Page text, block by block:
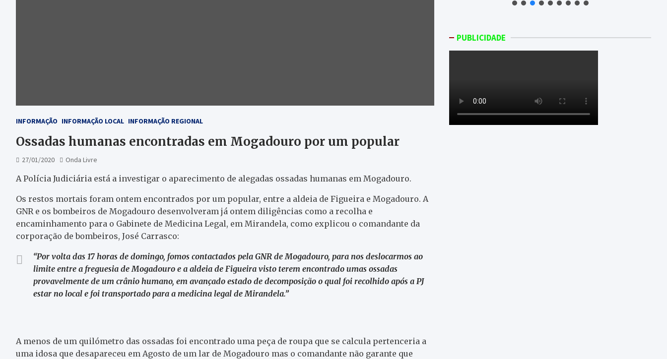
INFORMAÇÃO INFORMAÇÃO LOCAL INFORMAÇÃO REGIONAL
Ossadas humanas encontradas em Mogadouro por um popular
27/01/2020 Onda Livre
A Polícia Judiciária está a investigar o aparecimento de alegadas ossadas humanas em Mogadouro.
Os restos mortais foram ontem encontrados por um popular, entre a aldeia de Figueira e Mogadouro. A
GNR e os bombeiros de Mogadouro desenvolveram já ontem diligências como a recolha e
encaminhamento para o Gabinete de Medicina Legal, em Mirandela, como explicou o comandante da
corporação de bombeiros, José Carrasco:
“Por volta das 17 horas de domingo, fomos contactados pela GNR de Mogadouro, para nos deslocarmos ao
limite entre a freguesia de Mogadouro e a aldeia de Figueira visto terem encontrado umas ossadas
provavelmente de um crânio humano, em avançado estado de decomposição o qual foi recolhido após a PJ
estar no local e foi transportado para a medicina legal de Mirandela.”
A menos de um quilómetro das ossadas foi encontrado uma peça de roupa que se calcula pertenceria a
uma idosa que desapareceu em Agosto de um lar de Mogadouro mas o comandante não garante que
PUBLICIDADE